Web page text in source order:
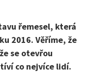
řemesel, která
2016. Věříme, že
se otevřou
co nejvíce lidí.